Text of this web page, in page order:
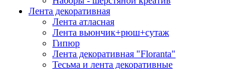
Лента декоративная
Лента атласная
Лента вьюнчик+рюш+сутаж
Гипюр
Лента декоративная "Floranta"
Тесьма и лента декоративные